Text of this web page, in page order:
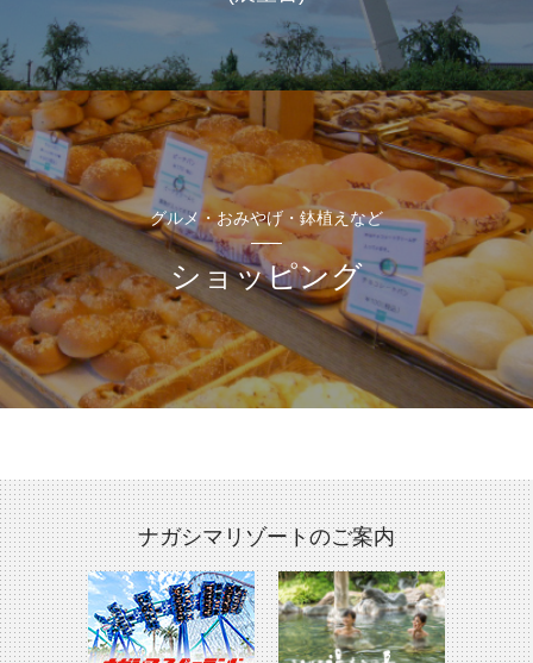
グルメ・おみやげ・鉢植えなど
ショッピング
ナガシマリゾートのご案内